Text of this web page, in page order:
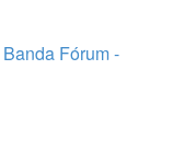
Banda Fórum -